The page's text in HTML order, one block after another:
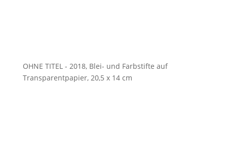
OHNE TITEL - 2018, Blei- und Farbstifte auf
Transparentpapier, 20,5 x 14 cm